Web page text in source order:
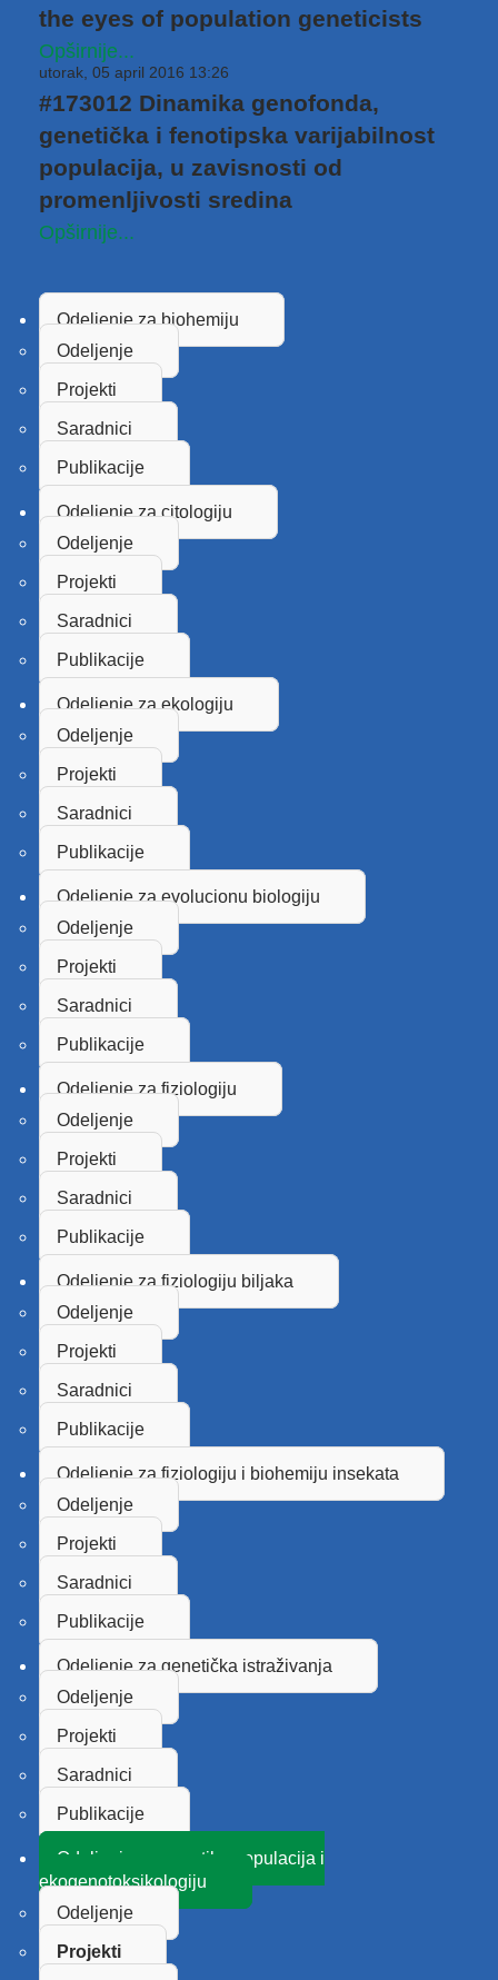
the eyes of population geneticists
Opširnije...
utorak, 05 april 2016 13:26
#173012 Dinamika genofonda,
genetička i fenotipska varijabilnost
populacija, u zavisnosti od
promenljivosti sredina
Opširnije...
Odeljenje za biohemiju
Odeljenje
Projekti
Saradnici
Publikacije
Odeljenje za citologiju
Odeljenje
Projekti
Saradnici
Publikacije
Odeljenje za ekologiju
Odeljenje
Projekti
Saradnici
Publikacije
Odeljenje za evolucionu biologiju
Odeljenje
Projekti
Saradnici
Publikacije
Odeljenje za fiziologiju
Odeljenje
Projekti
Saradnici
Publikacije
Odeljenje za fiziologiju biljaka
Odeljenje
Projekti
Saradnici
Publikacije
Odeljenje za fiziologiju i biohemiju insekata
Odeljenje
Projekti
Saradnici
Publikacije
Odeljenje za genetička istraživanja
Odeljenje
Projekti
Saradnici
Publikacije
Odeljenje za genetiku populacija i
ekogenotoksikologiju
Odeljenje
Projekti